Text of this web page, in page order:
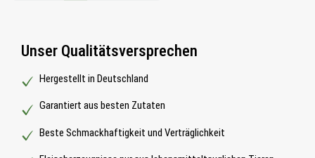
Unser Qualitätsversprechen
Hergestellt in Deutschland
Garantiert aus besten Zutaten
Beste Schmackhaftigkeit und Verträglichkeit